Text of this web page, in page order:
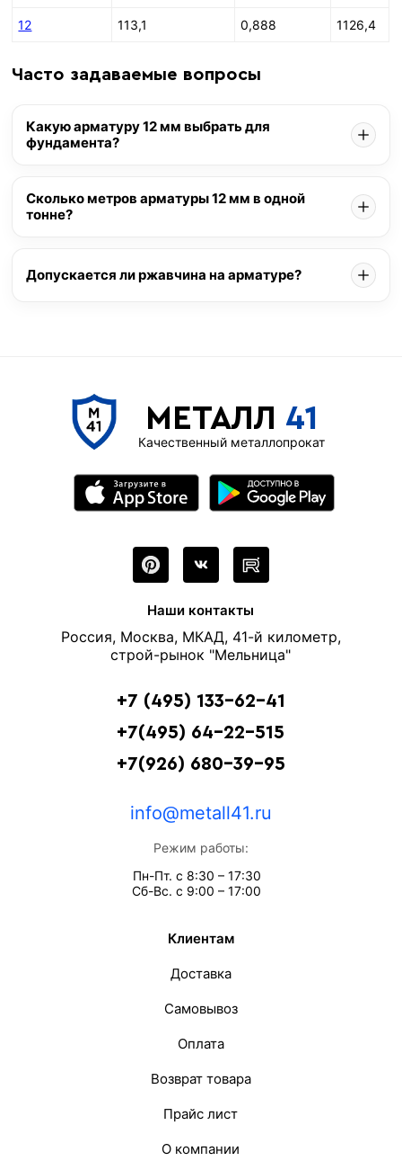
12 113,1 0,888 1126,4
Часто задаваемые вопросы
Какую арматуру 12 мм выбрать для
фундамента?
Сколько метров арматуры 12 мм в одной
тонне?
Допускается ли ржавчина на арматуре?
МЕТАЛЛ 41
Качественный металлопрокат
Наши контакты
Россия, Москва, МКАД, 41-й километр,
строй-рынок "Мельница"
+7 (495) 133-62-41
+7(495) 64-22-515
+7(926) 680-39-95
info@metall41.ru
Режим работы:
Пн-Пт. с 8:30 – 17:30
Сб-Вс. с 9:00 – 17:00
Клиентам
Доставка
Самовывоз
Оплата
Возврат товара
Прайс лист
О компании